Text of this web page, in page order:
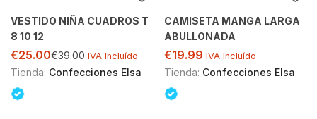
VESTIDO NIÑA CUADROS T
8 10 12
€25.00€39.00 IVA Incluído
Tienda: Confecciones Elsa
CAMISETA MANGA LARGA
ABULLONADA
€19.99 IVA Incluído
Tienda: Confecciones Elsa